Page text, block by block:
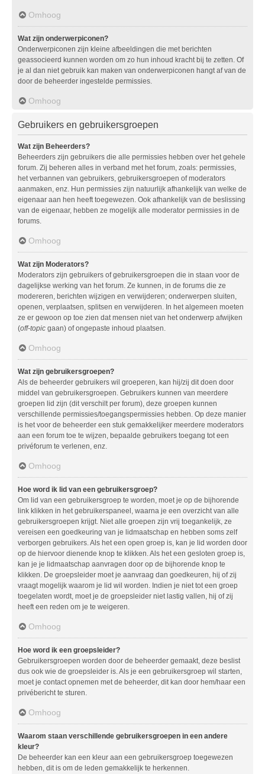
Omhoog
Wat zijn onderwerpiconen?
Onderwerpiconen zijn kleine afbeeldingen die met berichten
geassocieerd kunnen worden om zo hun inhoud kracht bij te zetten. Of
je al dan niet gebruik kan maken van onderwerpiconen hangt af van de
door de beheerder ingestelde permissies.
Omhoog
Gebruikers en gebruikersgroepen
Wat zijn Beheerders?
Beheerders zijn gebruikers die alle permissies hebben over het gehele
forum. Zij beheren alles in verband met het forum, zoals: permissies,
het verbannen van gebruikers, gebruikersgroepen of moderators
aanmaken, enz. Hun permissies zijn natuurlijk afhankelijk van welke de
eigenaar aan hen heeft toegewezen. Ook afhankelijk van de beslissing
van de eigenaar, hebben ze mogelijk alle moderator permissies in de
forums.
Omhoog
Wat zijn Moderators?
Moderators zijn gebruikers of gebruikersgroepen die in staan voor de
dagelijkse werking van het forum. Ze kunnen, in de forums die ze
modereren, berichten wijzigen en verwijderen; onderwerpen sluiten,
openen, verplaatsen, splitsen en verwijderen. In het algemeen moeten
ze er gewoon op toe zien dat mensen niet van het onderwerp afwijken
(off-topic gaan) of ongepaste inhoud plaatsen.
Omhoog
Wat zijn gebruikersgroepen?
Als de beheerder gebruikers wil groeperen, kan hij/zij dit doen door
middel van gebruikersgroepen. Gebruikers kunnen van meerdere
groepen lid zijn (dit verschilt per forum), deze groepen kunnen
verschillende permissies/toegangspermissies hebben. Op deze manier
is het voor de beheerder een stuk gemakkelijker meerdere moderators
aan een forum toe te wijzen, bepaalde gebruikers toegang tot een
privéforum te verlenen, enz.
Omhoog
Hoe word ik lid van een gebruikersgroep?
Om lid van een gebruikersgroep te worden, moet je op de bijhorende
link klikken in het gebruikerspaneel, waarna je een overzicht van alle
gebruikersgroepen krijgt. Niet alle groepen zijn vrij toegankelijk, ze
vereisen een goedkeuring van je lidmaatschap en hebben soms zelf
verborgen gebruikers. Als het een open groep is, kan je lid worden door
op de hiervoor dienende knop te klikken. Als het een gesloten groep is,
kan je je lidmaatschap aanvragen door op de bijhorende knop te
klikken. De groepsleider moet je aanvraag dan goedkeuren, hij of zij
vraagt mogelijk waarom je lid wil worden. Indien je niet tot een groep
toegelaten wordt, moet je de groepsleider niet lastig vallen, hij of zij
heeft een reden om je te weigeren.
Omhoog
Hoe word ik een groepsleider?
Gebruikersgroepen worden door de beheerder gemaakt, deze beslist
dus ook wie de groepsleider is. Als je een gebruikersgroep wil starten,
moet je contact opnemen met de beheerder, dit kan door hem/haar een
privébericht te sturen.
Omhoog
Waarom staan verschillende gebruikersgroepen in een andere
kleur?
De beheerder kan een kleur aan een gebruikersgroep toegewezen
hebben, dit is om de leden gemakkelijk te herkennen.